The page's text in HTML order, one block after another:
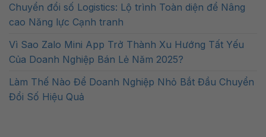
Chuyển đổi số Logistics: Lộ trình Toàn diện để Nâng
cao Năng lực Cạnh tranh
Vì Sao Zalo Mini App Trở Thành Xu Hướng Tất Yếu
Của Doanh Nghiệp Bán Lẻ Năm 2025?
Làm Thế Nào Để Doanh Nghiệp Nhỏ Bắt Đầu Chuyển
Đổi Số Hiệu Quả